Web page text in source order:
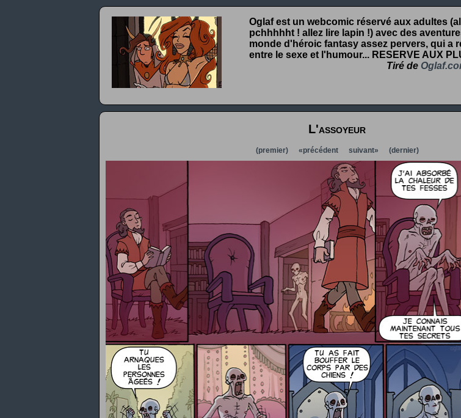
Oglaf est un webcomic réservé aux adultes
pchhhhht ! allez lire lapin !) avec des
monde d'héroic fantasy assez pervers, qui a
entre le sexe et l'humour... RESERVE AUX
Tiré de
L'assoyeur
(premier) «précédent suivant» (dernier)